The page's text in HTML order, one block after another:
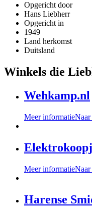
Opgericht door
Hans Liebherr
Opgericht in
1949
Land herkomst
Duitsland
Winkels die
Wehkamp.nl
Meer informatieNaar
Meer informatieNaar
Harense